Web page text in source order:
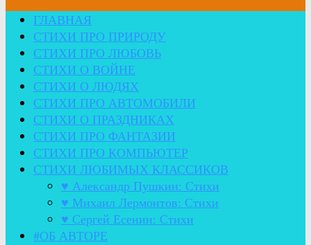
ГЛАВНАЯ
СТИХИ ПРО ПРИРОДУ
СТИХИ ПРО ЛЮБОВЬ
СТИХИ О ВОЙНЕ
СТИХИ О ЛЮДЯХ
СТИХИ ПРО АВТОМОБИЛИ
СТИХИ О ПРАЗДНИКАХ
СТИХИ ПРО ФАНТАЗИИ
СТИХИ ПРО КОМПЬЮТЕР
СТИХИ ЛЮБИМЫХ КЛАССИКОВ
♥ Александр Пушкин: Стихи
♥ Михаил Лермонтов: Стихи
♥ Сергей Есенин: Стихи
#ОБ АВТОРЕ